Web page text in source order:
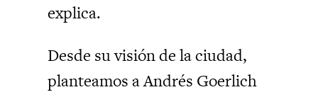
explica.
Desde su visión de la ciudad,
planteamos a Andrés Goerlich